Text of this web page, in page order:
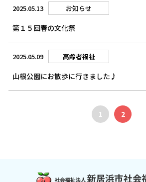
2025.05.13 お知らせ
第１５回春の文化祭
2025.05.09 高齢者福祉
山根公園にお散歩に行きました♪
1 2